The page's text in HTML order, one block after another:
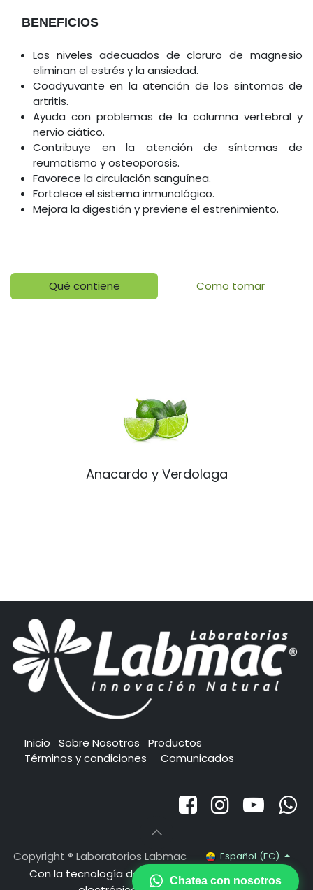
BENEFICIOS
Los niveles adecuados de cloruro de magnesio
eliminan el estrés y la ansiedad.
Coadyuvante en la atención de los síntomas de
artritis.
Ayuda con problemas de la columna vertebral y
nervio ciático.
Contribuye en la atención de síntomas de
reumatismo y osteoporosis.
Favorece la circulación sanguínea.
Fortalece el sistema inmunológico.
Mejora la digestión y previene el estreñimiento.
Qué contiene Como tomar
Anacardo y Verdolaga
Inicio Sobre Nosotros
Productos
Términos y condiciones
Comunicados
Copyright ® Laboratorios Labmac Español (EC)
Con la tecnología de - El mejor
Comercio
Chatea con nosotros